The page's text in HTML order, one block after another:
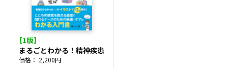
【1版】
まるごとわかる！精神疾患
価格： 2,200円